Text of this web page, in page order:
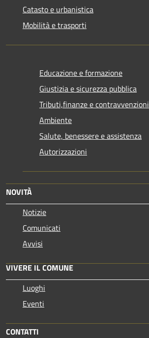
Catasto e urbanistica
Mobilità e trasporti
Educazione e formazione
Giustizia e sicurezza pubblica
Tributi,finanze e contravvenzioni
Ambiente
Salute, benessere e assistenza
Autorizzazioni
NOVITÀ
Notizie
Comunicati
Avvisi
VIVERE IL COMUNE
Luoghi
Eventi
CONTATTI